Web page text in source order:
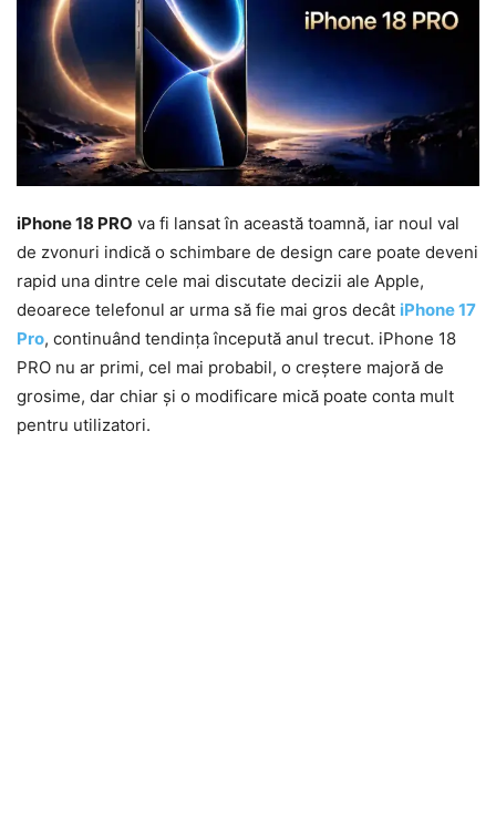
iPhone 18 PRO va fi lansat în această toamnă, iar noul val
de zvonuri indică o schimbare de design care poate deveni
rapid una dintre cele mai discutate decizii ale Apple,
deoarece telefonul ar urma să fie mai gros decât iPhone 17
Pro, continuând tendința începută anul trecut. iPhone 18
PRO nu ar primi, cel mai probabil, o creștere majoră de
grosime, dar chiar și o modificare mică poate conta mult
pentru utilizatori.